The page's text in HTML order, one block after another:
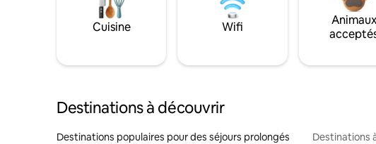
Cuisine Wifi
Animaux
Destinations à découvrir
Destinations populaires pour des séjours prolongés Destinations